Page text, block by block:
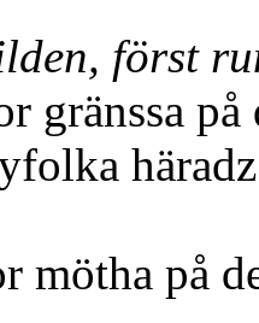
först
gränssa på
mötha på